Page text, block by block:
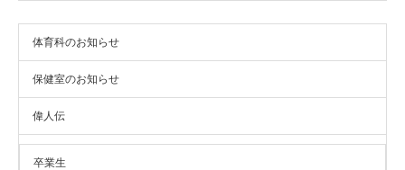
体育科のお知らせ
保健室のお知らせ
偉人伝
卒業生